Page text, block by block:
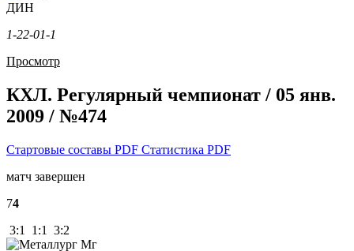
ДИН
1-22-01-1
Просмотр
КХЛ. Регулярный чемпионат / 05 янв.
2009 / №474
Стартовые составы PDF Статистика PDF
матч завершен
74
3:1 1:1 3:2